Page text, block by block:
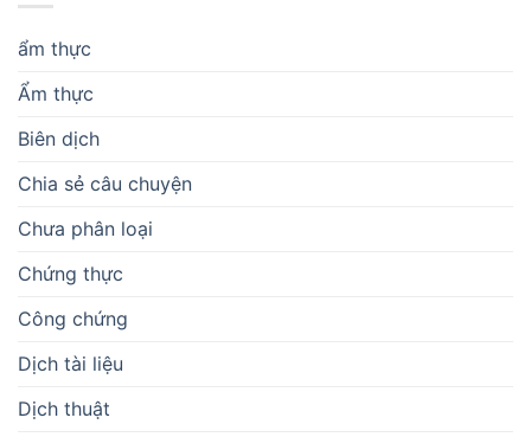
ẩm thực
Ẩm thực
Biên dịch
Chia sẻ câu chuyện
Chưa phân loại
Chứng thực
Công chứng
Dịch tài liệu
Dịch thuật